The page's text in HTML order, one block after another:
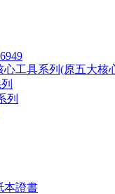
心工具系列(原五大核
列
本證書